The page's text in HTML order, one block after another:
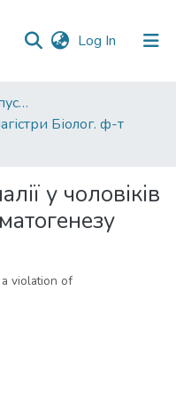
Log In (current)
01. Кваліфікаційні випускні роботи здобувачів вищої освіти
Біолог. ф-т
у чоловіків
violation of